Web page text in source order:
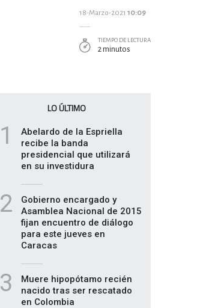
18-Marzo-2021 10:09
TIEMPO DE LECTURA
2 minutos
LO ÚLTIMO
1
Abelardo de la Espriella
recibe la banda
presidencial que utilizará
en su investidura
2
Gobierno encargado y
Asamblea Nacional de 2015
fijan encuentro de diálogo
para este jueves en
Caracas
3
Muere hipopótamo recién
nacido tras ser rescatado
en Colombia